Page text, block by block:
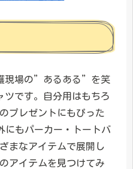
現場の”あるある”を笑
ツです。自分用はもちろ
プレゼントにもぴった
にもパーカー・トートバ
まなアイテムで展開し
アイテムを見つけてみ